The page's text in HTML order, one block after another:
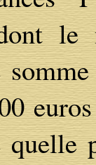
le